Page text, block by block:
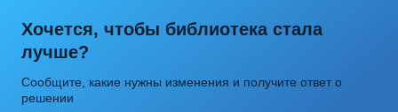
Хочется, чтобы библиотека стала
лучше?
Сообщите, какие нужны изменения и получите ответ о
решении